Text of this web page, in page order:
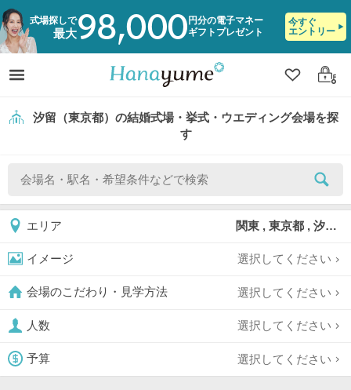
式場探しで
最大98,000 円分の電子マネー
ギフトプレゼント
今すぐ
エントリー
クリップ
ログ
汐留（東京都）の結婚式場・挙式・ウエディング会場を探
す
エリア 関東 , 東京都 , 汐留
イメージ 選択してください
会場のこだわり・見学方法 選択してください
人数 選択してください
予算 選択してください